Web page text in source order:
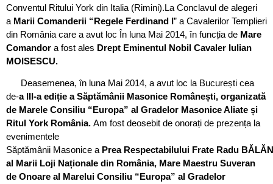
Conventul Ritului York din Italia (Rimini).La Conclavul de alegeri
a Marii Comanderii “Regele Ferdinand I” a Cavalerilor Templieri
din România care a avut loc În luna Mai 2014, în funcția de Mare
Comandor a fost ales Drept Eminentul Nobil Cavaler Iulian
MOISESCU.
Deasemenea, în luna Mai 2014, a avut loc la București cea
de-a III-a ediție a Săptămânii Masonice Românești, organizată
de Marele Consiliu “Europa” al Gradelor Masonice Aliate și
Ritul York România. Am fost deosebit de onorați de prezența la
evenimentele
Săptămânii Masonice a Prea Respectabilului Frate Radu
al Marii Loji Naționale din România, Mare Maestru Suveran
de Onoare al Marelui Consiliu “Europa” al Gradelor